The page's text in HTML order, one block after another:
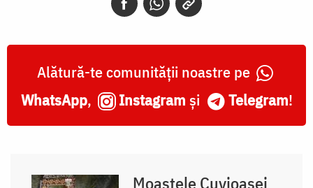
Alătură-te comunității noastre pe
WhatsApp, Instagram și Telegram!
Moaștele Cuvioasei